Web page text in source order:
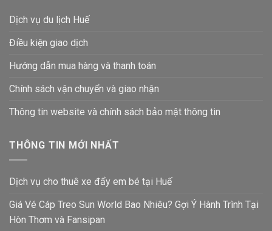
Dịch vụ du lịch Huế
Điều kiện giao dịch
Hướng dẫn mua hàng và thanh toán
Chính sách vận chuyển và giao nhận
Thông tin website và chính sách bảo mật thông tin
THÔNG TIN MỚI NHẤT
Dịch vụ cho thuê xe đẩy em bé tại Huế
Giá Vé Cáp Treo Sun World Bao Nhiêu? Gợi Ý Hành Trình Tại
Hòn Thơm và Fansipan